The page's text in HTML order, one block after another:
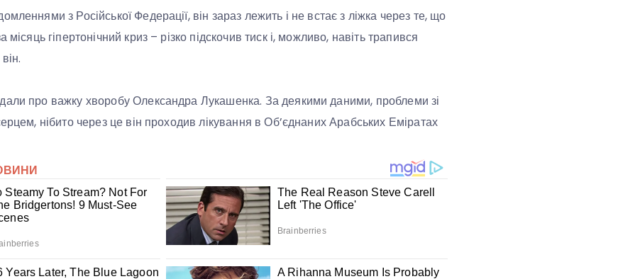
з Російської Федерації, він зараз лежить і не встає з ліжка через те, що
місяць гіпертонічний криз – різко підскочив тиск і, можливо, навіть трапився
про важку хворобу Олександра Лукашенка. За деякими даними, проблеми зі
нібито через це він проходив лікування в Об’єднаних Арабських Еміратах